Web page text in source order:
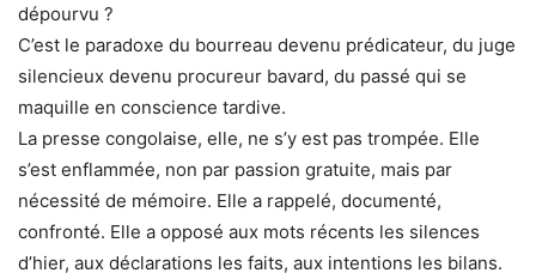
dépourvu ?
C’est le paradoxe du bourreau devenu prédicateur, du juge
silencieux devenu procureur bavard, du passé qui se
maquille en conscience tardive.
La presse congolaise, elle, ne s’y est pas trompée. Elle
s’est enflammée, non par passion gratuite, mais par
nécessité de mémoire. Elle a rappelé, documenté,
confronté. Elle a opposé aux mots récents les silences
d’hier, aux déclarations les faits, aux intentions les bilans.